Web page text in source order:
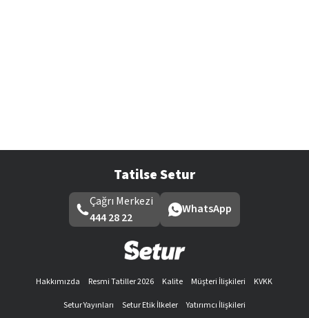
Tatilse Setur
Çağrı Merkezi
444 28 22
WhatsApp
Hakkımızda Resmi Tatiller 2026 Kalite Müşteri İlişkileri
KVKK
Setur Yayınları
Setur Etik İlkeler
Yatırımcı İlişkileri